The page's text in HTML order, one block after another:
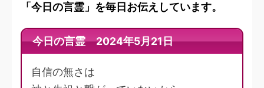
「今日の言霊」を毎日お伝えしています。
今日の言霊 2024年5月21日
自信の無さは